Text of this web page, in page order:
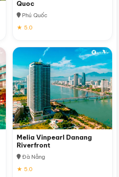
Quoc
Phú Quốc
★ 5.0
Melia Vinpearl Danang
Riverfront
Đà Nẵng
★ 5.0